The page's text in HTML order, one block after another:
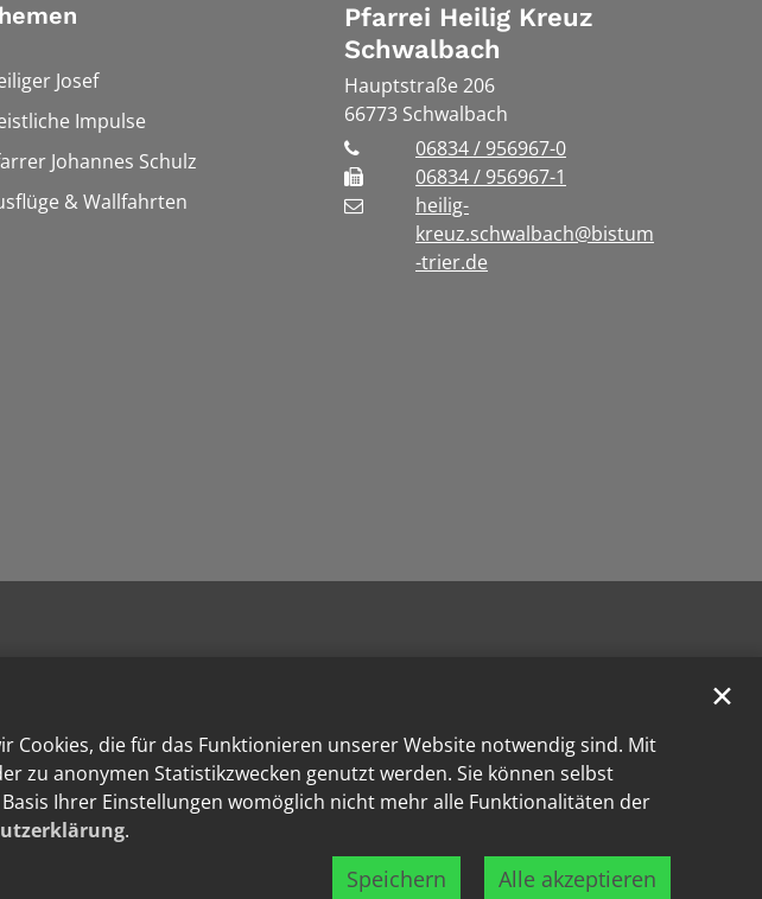
die für das Funktionieren unserer Website notwendig sind. Mit
zu anonymen Statistikzwecken genutzt werden. Sie können selbst
Ihrer Einstellungen womöglich nicht mehr alle Funktionalitäten der
.
Speichern Alle akzeptieren
✕
Josef
Impulse
Johannes Schulz
& Wallfahrten
Pfarrei Heilig Kreuz
Schwalbach
Hauptstraße 206
66773 Schwalbach
06834 / 956967-0
06834 / 956967-1
heilig-
kreuz.schwalbach@bistum
-trier.de